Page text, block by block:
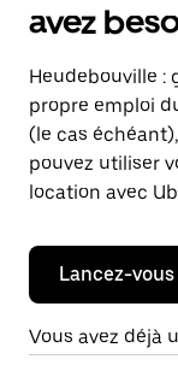
avez
Heudebouville :
propre emploi
(le cas
pouvez utiliser
location avec
Lancez-vous
Vous avez déjà